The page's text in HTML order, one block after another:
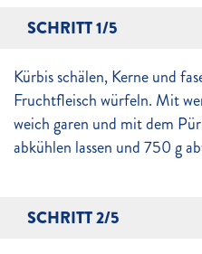
SCHRITT 1/5
Kürbis schälen, Kerne und
Fruchtfleisch würfeln. Mit
weich garen und mit dem
abkühlen lassen und 750 g
SCHRITT 2/5